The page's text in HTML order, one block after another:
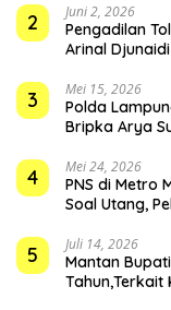
2 Juni 2, 2026
Pengadilan
Arinal Djunaidi
3 Mei 15, 2026
Polda
Bripka Arya
4 Mei 24, 2026
PNS di Metro
Soal Utang,
5 Juli 14, 2026
Mantan
Tahun,Terkait